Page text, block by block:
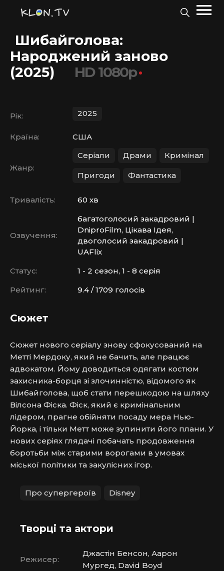
Шибайголова:
Народжений заново
(2025)
HD 1080p
Рік: 2025
Країна: США
Жанр:
Серіали Драми Кримінал
Пригоди Фантастика
Тривалість: 60 хв
Озвучення:
багатоголосий закадровий |
DniproFilm, Цікава Ідея,
двоголосий закадровий |
UAFlix
Статус:
1 - 2 сезон, 1 - 8 серія
Рейтинг:
9.4 / 1709 голосів
Сюжет
Сюжет нового серіалу знову сфокусований на
Метті Мердоку, який не бачить, але працює
адвокатом. Йому доводиться одягати костюм
захисника-борця зі злочинністю, відомого як
Шибайголова, щоб стати перешкодою на шляху
Вілсона Фіска. Фіск, який є кримінальним
лідером, прагне обійняти посаду мера Нью-
Йорка, і тільки Метт може зупинити його плани. У
нових серіях глядачі побачать продовження
боротьби між старими ворогами в умовах
міської політики та закулісних ігор.
Про супергероїв Disney
Творці та актори
Режисер:
Джастін Бенсон, Аарон
Мургед, David Boyd